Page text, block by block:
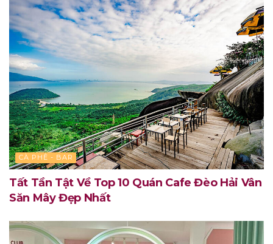
CÀ PHÊ - BAR
Tất Tần Tật Về Top 10 Quán Cafe Đèo Hải Vân
Săn Mây Đẹp Nhất